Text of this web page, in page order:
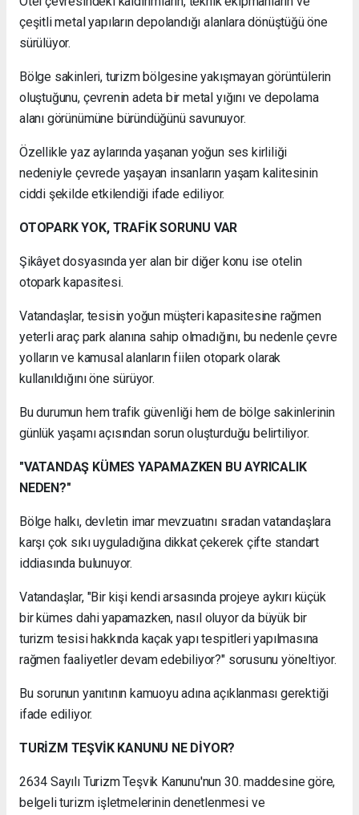
çeşitli metal yapıların depolandığı alanlara dönüştüğü öne
sürülüyor.
Bölge sakinleri, turizm bölgesine yakışmayan görüntülerin
oluştuğunu, çevrenin adeta bir metal yığını ve depolama
alanı görünümüne büründüğünü savunuyor.
Özellikle yaz aylarında yaşanan yoğun ses kirliliği
nedeniyle çevrede yaşayan insanların yaşam kalitesinin
ciddi şekilde etkilendiği ifade ediliyor.
OTOPARK YOK, TRAFİK SORUNU VAR
Şikâyet dosyasında yer alan bir diğer konu ise otelin
otopark kapasitesi.
Vatandaşlar, tesisin yoğun müşteri kapasitesine rağmen
yeterli araç park alanına sahip olmadığını, bu nedenle çevre
yolların ve kamusal alanların fiilen otopark olarak
kullanıldığını öne sürüyor.
Bu durumun hem trafik güvenliği hem de bölge sakinlerinin
günlük yaşamı açısından sorun oluşturduğu belirtiliyor.
"VATANDAŞ KÜMES YAPAMAZKEN BU AYRICALIK
NEDEN?"
Bölge halkı, devletin imar mevzuatını sıradan vatandaşlara
karşı çok sıkı uyguladığına dikkat çekerek çifte standart
iddiasında bulunuyor.
Vatandaşlar, "Bir kişi kendi arsasında projeye aykırı küçük
bir kümes dahi yapamazken, nasıl oluyor da büyük bir
turizm tesisi hakkında kaçak yapı tespitleri yapılmasına
rağmen faaliyetler devam edebiliyor?" sorusunu yöneltiyor.
Bu sorunun yanıtının kamuoyu adına açıklanması gerektiği
ifade ediliyor.
TURİZM TEŞVİK KANUNU NE DİYOR?
2634 Sayılı Turizm Teşvik Kanunu'nun 30. maddesine göre,
belgeli turizm işletmelerinin denetlenmesi ve